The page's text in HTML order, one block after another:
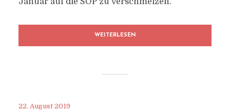
WEITERLESEN
22. August 2019